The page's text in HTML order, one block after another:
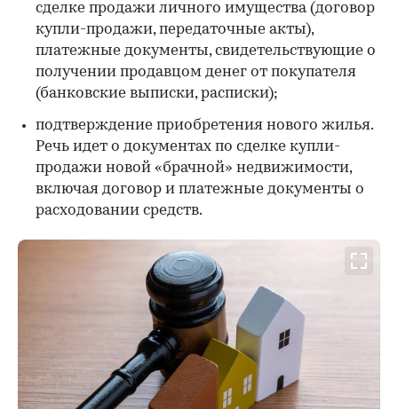
сделке продажи личного имущества (договор
купли-продажи, передаточные акты),
платежные документы, свидетельствующие о
получении продавцом денег от покупателя
(банковские выписки, расписки);
подтверждение приобретения нового жилья.
Речь идет о документах по сделке купли-
продажи новой «брачной» недвижимости,
включая договор и платежные документы о
расходовании средств.